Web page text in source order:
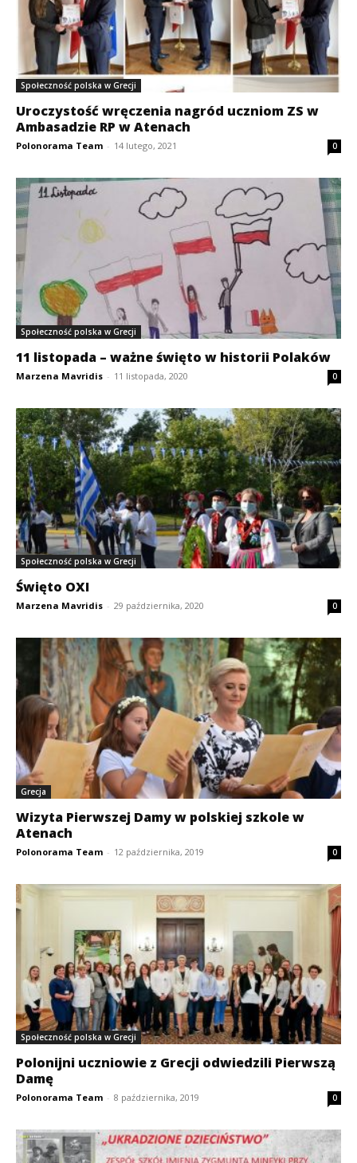
Społeczność polska w Grecji
Uroczystość wręczenia nagród uczniom ZS w
Ambasadzie RP w Atenach
Polonorama Team - 14 lutego, 2021 0
Społeczność polska w Grecji
11 listopada – ważne święto w historii Polaków
Marzena Mavridis - 11 listopada, 2020 0
Społeczność polska w Grecji
Święto OXI
Marzena Mavridis - 29 października, 2020 0
Grecja
Wizyta Pierwszej Damy w polskiej szkole w
Atenach
Polonorama Team - 12 października, 2019 0
Społeczność polska w Grecji
Polonijni uczniowie z Grecji odwiedzili Pierwszą
Damę
Polonorama Team - 8 października, 2019 0